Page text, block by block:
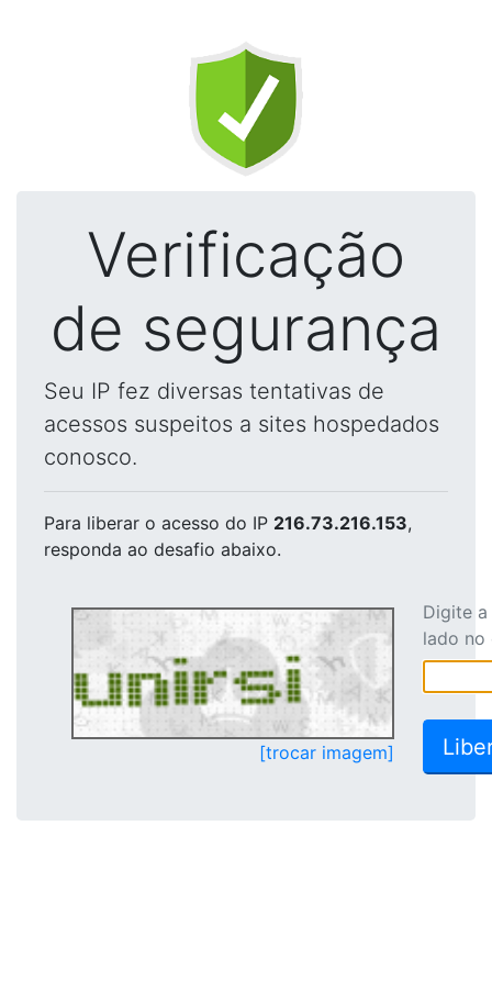
Verificação
de segurança
Seu IP fez diversas tentativas de
acessos suspeitos a sites hospedados
conosco.
Para liberar o acesso do IP 216.73.216.153,
responda ao desafio abaixo.
[trocar imagem]
Digite
lado no